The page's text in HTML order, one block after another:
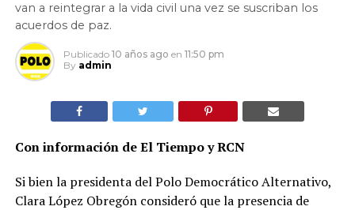
van a reintegrar a la vida civil una vez se suscriban los
acuerdos de paz.
Publicado 10 años ago en 11:50 pm
By admin
Con información de El Tiempo y RCN
Si bien la presidenta del Polo Democrático Alternativo,
Clara López Obregón consideró que la presencia de